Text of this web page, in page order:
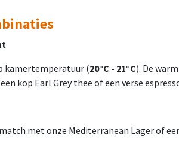
kamertemperatuur (20°C - 21°C). De
kop Earl Grey thee of een verse
met onze Mediterranean Lager of